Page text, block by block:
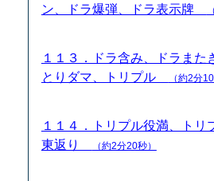
ン、ドラ爆弾、ドラ表示牌
１１３．ドラ含み、ドラまた
とりダマ、トリプル
（約2分10
１１４．トリプル役満、トリ
東返り
（約2分20秒）